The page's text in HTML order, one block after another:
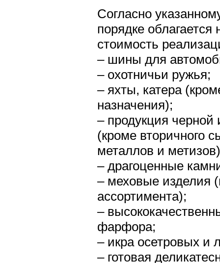
Согласно
порядке
стоимость
– шины для
– охотничьи ружья;
– яхты, катера
назначения);
– продукция черной
(кроме вторичного
металлов и
– драгоценные
– меховые изделия
ассортимента);
–
фарфора;
– икра осетровых и
– готовая